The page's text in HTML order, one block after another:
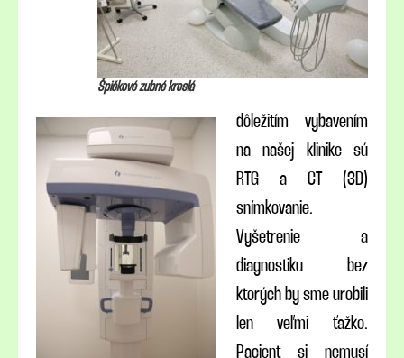
Špičkové zubné kreslá
dôležitím vybavením
na našej klinike sú
RTG a CT (3D)
snímkovanie.
Vyšetrenie a
diagnostiku bez
ktorých by sme urobili
len veľmi ťažko.
Pacient si nemusí